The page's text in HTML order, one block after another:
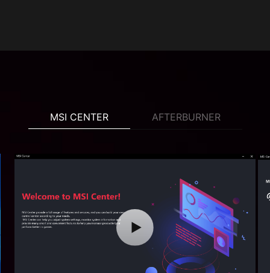
MSI CENTER AFTERBURNER